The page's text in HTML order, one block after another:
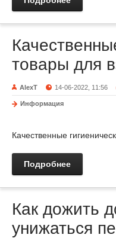
товары для
AlexT 14-06-2022, 11:56
Информация
Качественные
Подробнее
Как дожить
унижаться